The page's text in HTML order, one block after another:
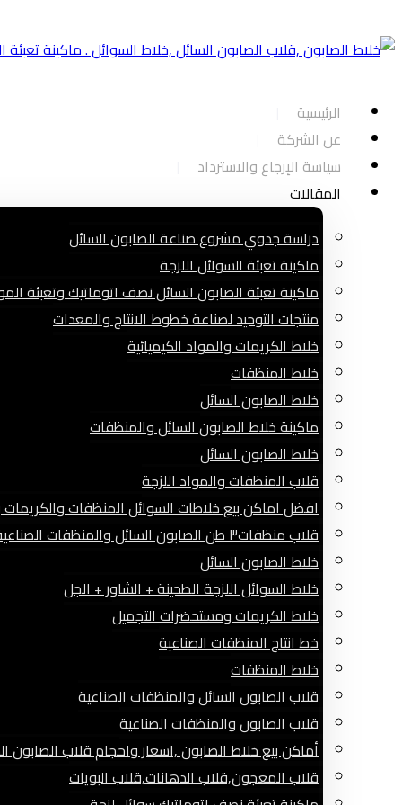
الرئيسية
عن الشركة
سياسة الإرجاع والاسترداد
المقالات
دراسة جدوي مشروع صناعة الصابون السائل
ماكينة تعبئة السوائل اللزجة
ماكينة تعبئة الصابون السائل نصف اتوماتيك وتعبئة
منتجات التوحيد لصناعة خطوط الانتاج والمعدات
خلاط الكريمات والمواد الكيميائية
خلاط المنظفات
خلاط الصابون السائل
ماكينة خلاط الصابون السائل والمنظفات
خلاط الصابون السائل
قلاب المنظفات والمواد اللزجة
افضل اماكن بيع خلاطات السوائل المنظفات والكريمات
قلاب منظفات٣ طن الصابون السائل والمنظفات الصناعية
خلاط الصابون السائل
خلاط السوائل اللزجة الطحينة + الشاور + الجل
خلاط الكريمات ومستحضرات التجميل
خط انتاج المنظفات الصناعية
خلاط المنظفات
قلاب الصابون السائل والمنظفات الصناعية
قلاب الصابون والمنظفات الصناعية
أماكن بيع خلاط الصابون ,اسعار واحجام قلاب الصابون
قلاب المعجون,قلاب الدهانات,قلاب البويات